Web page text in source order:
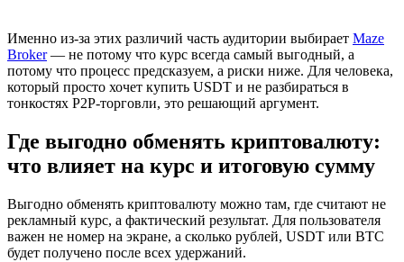
Именно из-за этих различий часть аудитории выбирает Maze
Broker— не потому что курс всегда самый выгодный, а
потому что процесс предсказуем, а риски ниже. Для человека,
который просто хочет купить USDT и не разбираться в
тонкостях P2P-торговли, это решающий аргумент.
Где выгодно обменять криптовалюту:
что влияет на курс и итоговую сумму
Выгодно обменять криптовалюту можно там, где считают не
рекламный курс, а фактический результат. Для пользователя
важен не номер на экране, а сколько рублей, USDT или BTC
будет получено после всех удержаний.